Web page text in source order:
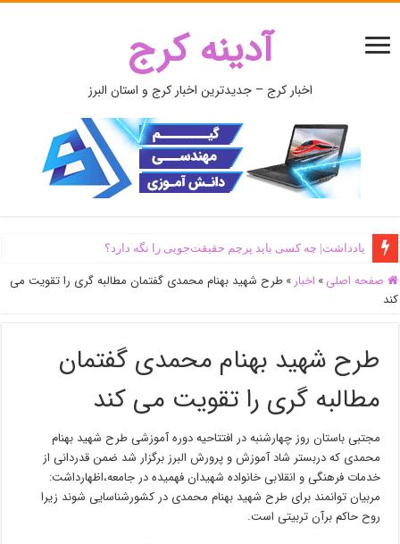
آدینه کرج
اخبار کرج – جدیدترین اخبار کرج و استان البرز
یادداشت| ‌چه کسی باید پرچم حقیقت‌جویی را نگه دارد؟
صفحه اصلی » اخبار » طرح شهید بهنام محمدی گفتمان مطالبه گری را تقویت می
کند
طرح شهید بهنام محمدی گفتمان
مطالبه گری را تقویت می کند
مجتبی باستان روز چهارشنبه در افتتاحیه دوره آموزشی طرح شهید بهنام
محمدی که دربستر شاد آموزش و پرورش البرز برگزار شد ضمن قدردانی از
خدمات فرهنگی و انقلابی خانواده شهیدان فهمیده در جامعه،اظهارداشت:
مربیان توانمند برای طرح شهید بهنام محمدی در کشورشناسایی شوند زیرا
روح حاکم برآن تربیتی است.